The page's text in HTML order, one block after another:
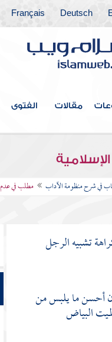
Deutsch
Français
مقالات الفتوى
في شرح منظومة الآداب مطلب في
لبس ما يصف
لبس ما فيه صورة
حرمة استعمال ما فيه
تشبيه الرجل
أحسن ما يلبس من
البياض